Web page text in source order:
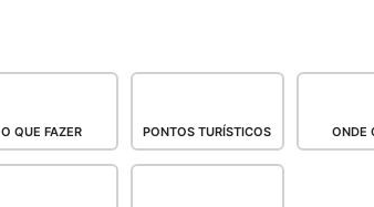
O QUE FAZER PONTOS TURÍSTICOS ONDE